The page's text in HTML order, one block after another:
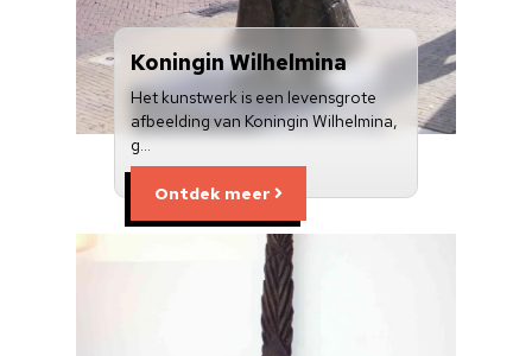
Koningin Wilhelmina
Het kunstwerk is een levensgrote
afbeelding van Koningin Wilhelmina,
g…
Ontdek meer